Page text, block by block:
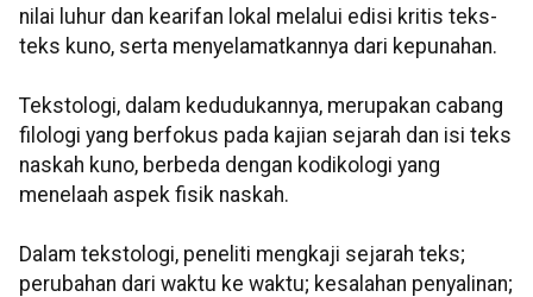
nilai luhur dan kearifan lokal melalui edisi kritis teks-
teks kuno, serta menyelamatkannya dari kepunahan.
Tekstologi, dalam kedudukannya, merupakan cabang
filologi yang berfokus pada kajian sejarah dan isi teks
naskah kuno, berbeda dengan kodikologi yang
menelaah aspek fisik naskah.
Dalam tekstologi, peneliti mengkaji sejarah teks;
perubahan dari waktu ke waktu; kesalahan penyalinan;